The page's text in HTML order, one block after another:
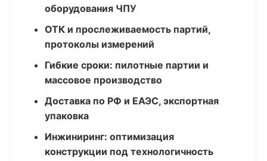
оборудования ЧПУ
ОТК и прослеживаемость партий,
протоколы измерений
Гибкие сроки: пилотные партии и
массовое производство
Доставка по РФ и ЕАЭС, экспортная
упаковка
Инжиниринг: оптимизация
конструкции под технологичность